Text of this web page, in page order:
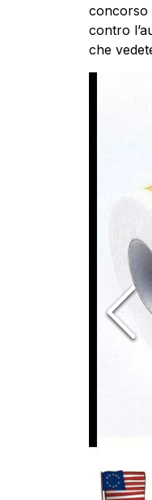
concorso
contro
che